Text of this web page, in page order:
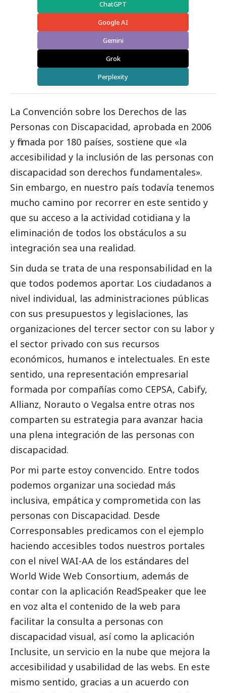
ChatGPT
Google AI
Gemini
Grok
Perplexity
La Convención sobre los Derechos de las
Personas con Discapacidad, aprobada en 2006
y firmada por 180 países, sostiene que «la
accesibilidad y la inclusión de las personas con
discapacidad son derechos fundamentales».
Sin embargo, en nuestro país todavía tenemos
mucho camino por recorrer en este sentido y
que su acceso a la actividad cotidiana y la
eliminación de todos los obstáculos a su
integración sea una realidad.
Sin duda se trata de una responsabilidad en la
que todos podemos aportar. Los ciudadanos a
nivel individual, las administraciones públicas
con sus presupuestos y legislaciones, las
organizaciones del tercer sector con su labor y
el sector privado con sus recursos
económicos, humanos e intelectuales. En este
sentido, una representación empresarial
formada por compañías como CEPSA, Cabify,
Allianz, Norauto o Vegalsa entre otras nos
comparten su estrategia para avanzar hacia
una plena integración de las personas con
discapacidad.
Por mi parte estoy convencido. Entre todos
podemos organizar una sociedad más
inclusiva, empática y comprometida con las
personas con Discapacidad. Desde
Corresponsables predicamos con el ejemplo
haciendo accesibles todos nuestros portales
con el nivel WAI-AA de los estándares del
World Wide Web Consortium, además de
contar con la aplicación ReadSpeaker que lee
en voz alta el contenido de la web para
facilitar la consulta a personas con
discapacidad visual, así como la aplicación
Inclusite, un servicio en la nube que mejora la
accesibilidad y usabilidad de las webs. En este
mismo sentido, gracias a un acuerdo con